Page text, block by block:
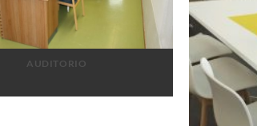
AUDITORIO